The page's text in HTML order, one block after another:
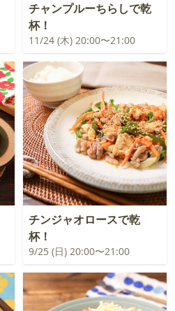
チャンプルーちらしで乾
杯！
11/24 (木) 20:00〜21:00
チンジャオロースで乾
杯！
9/25 (日) 20:00〜21:00